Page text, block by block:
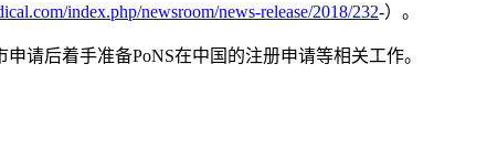
index.php/newsroom/news-release/2018/232-）。
请后着手准备PoNS在中国的注册申请等相关工作。